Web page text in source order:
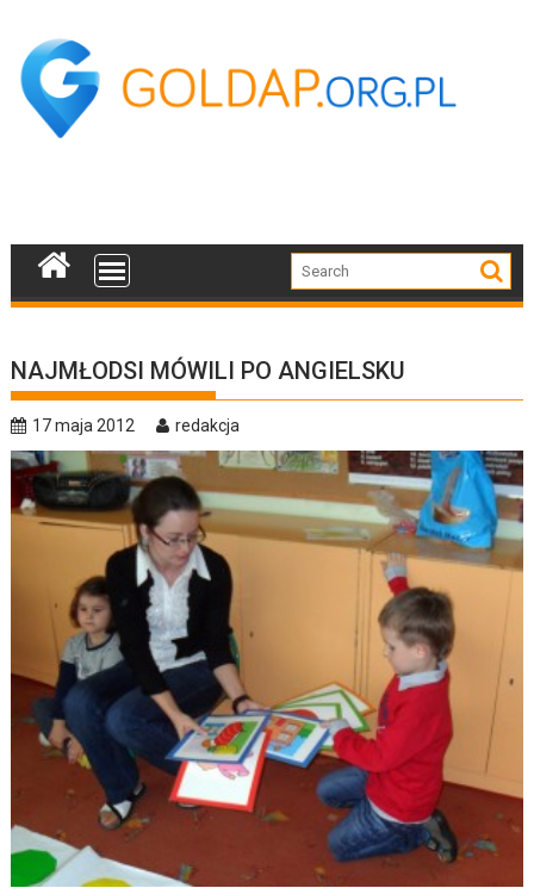
content
NAJMŁODSI MÓWILI PO ANGIELSKU
17 maja 2012 redakcja